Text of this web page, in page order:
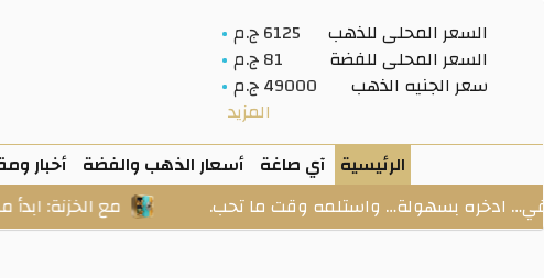
السعر المحلى للذهب
6125 ج.م
السعر المحلى للفضة
81 ج.م
سعر الجنيه الذهب
49000 ج.م
المزيد
الرئيسية آي صاغة أسعار الذهب والفضة أخبار
مع الخزنة: ابدأ من مبلغ بسهولة… واستلمه وقت ما تحب.